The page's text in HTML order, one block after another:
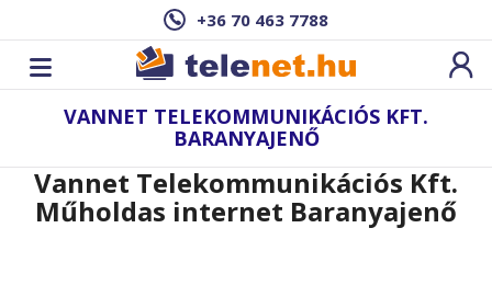
+36 70 463 7788
VANNET TELEKOMMUNIKÁCIÓS KFT.
BARANYAJENŐ
Vannet Telekommunikációs Kft.
Műholdas internet Baranyajenő